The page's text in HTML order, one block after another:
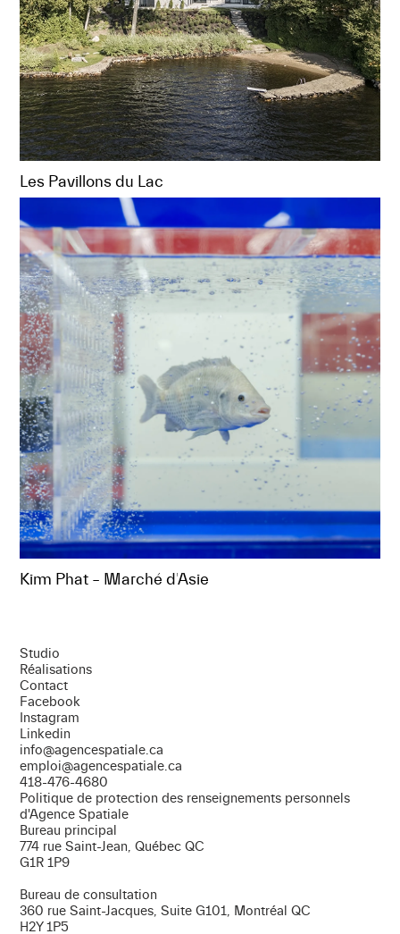
Les Pavillons du Lac
Kim Phat – Marché d'Asie
Bureau principal
774 rue Saint-Jean, Québec QC
G1R 1P9
Bureau de consultation
360 rue Saint-Jacques, Suite G101, Montréal QC
H2Y 1P5
info@agencespatiale.ca​
emploi@agencespatiale.ca​
418-476-4680
Politique de protection des renseignements personnels
d'Agence Spatiale
Facebook
Instagram
Linkedin
Studio
Réalisations
Contact